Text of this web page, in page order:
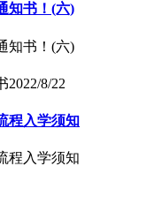
知书！(六)
知书！(六)
2022/8/22
程入学须知
程入学须知